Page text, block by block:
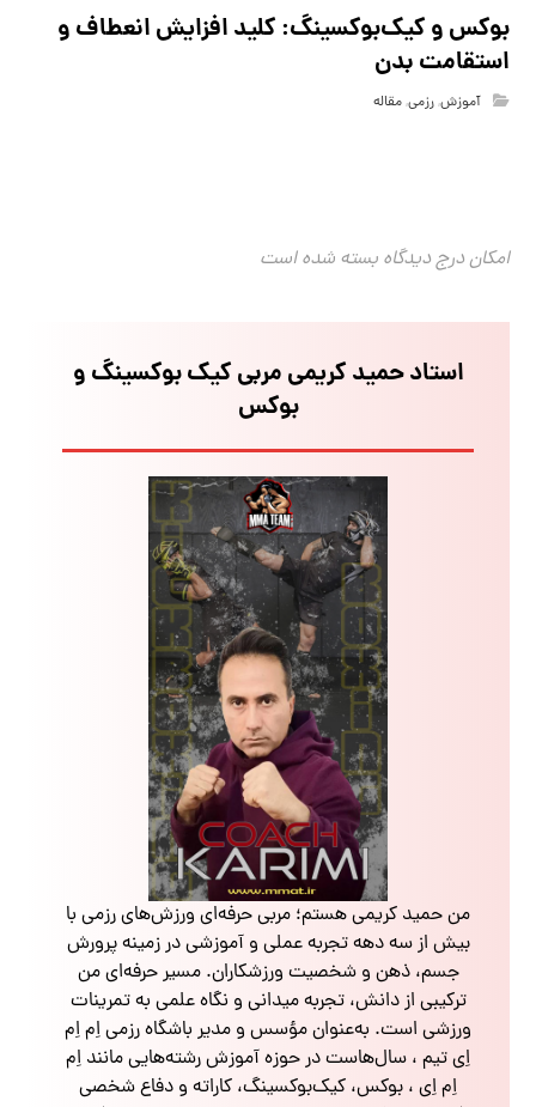
بوکس و کیک‌بوکسینگ: کلید افزایش انعطاف و
استقامت بدن
آموزش,رزمی,مقاله
امکان درج دیدگاه بسته شده است
استاد حمید کریمی مربی کیک بوکسینگ و
بوکس
من حمید کریمی هستم؛ مربی حرفه‌ای ورزش‌های رزمی با
بیش از سه دهه تجربه عملی و آموزشی در زمینه پرورش
جسم، ذهن و شخصیت ورزشکاران. مسیر حرفه‌ای من
ترکیبی از دانش، تجربه میدانی و نگاه علمی به تمرینات
ورزشی است. به‌عنوان مؤسس و مدیر باشگاه رزمی اِم اِم
اِی تیم ، سال‌هاست در حوزه آموزش رشته‌هایی مانند اِم
اِم اِی ، بوکس، کیک‌بوکسینگ، کاراته و دفاع شخصی